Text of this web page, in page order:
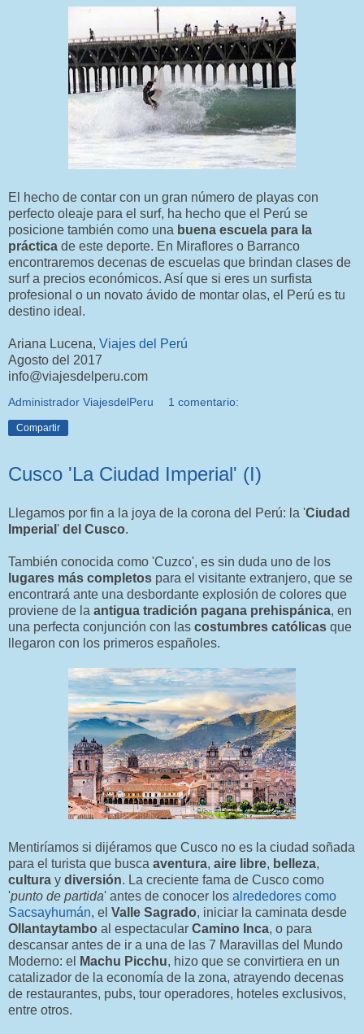
El hecho de contar con un gran número de playas con
perfecto oleaje para el surf, ha hecho que el Perú se
posicione también como una buena escuela para la
práctica de este deporte. En Miraflores o Barranco
encontraremos decenas de escuelas que brindan clases de
surf a precios económicos. Así que si eres un surfista
profesional o un novato ávido de montar olas, el Perú es tu
destino ideal.
Ariana Lucena, Viajes del Perú
Agosto del 2017
info@viajesdelperu.com
Administrador ViajesdelPeru 1 comentario:
Compartir
Cusco 'La Ciudad Imperial' (I)
Llegamos por fin a la joya de la corona del Perú: la 'Ciudad
Imperial ' del Cusco.
También conocida como 'Cuzco', es sin duda uno de los
lugares más completos para el visitante extranjero, que se
encontrará ante una desbordante explosión de colores que
proviene de la antigua tradición pagana prehispánica, en
una perfecta conjunción con las costumbres católicas que
llegaron con los primeros españoles.
Mentiríamos si dijéramos que Cusco no es la ciudad soñada
para el turista que busca aventura, aire libre, belleza,
cultura y diversión. La creciente fama de Cusco como
'punto de partida' antes de conocer los alrededores como
Sacsayhumán, el Valle Sagrado, iniciar la caminata desde
Ollantaytambo al espectacular Camino Inca, o para
descansar antes de ir a una de las 7 Maravillas del Mundo
Moderno: el
Machu Picchu, hizo que se convirtiera en un
catalizador de la economía de la zona, atrayendo decenas
de restaurantes, pubs, tour operadores, hoteles exclusivos,
entre otros.